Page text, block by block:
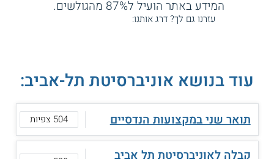
המידע באתר הועיל ל87% מהגולשים.
עזרנו גם לך? דרג אותנו:
עוד בנושא אוניברסיטת תל-אביב:
תואר שני במקצועות הנדסיים 504 צפיות
קבלה לאוניברסיטת תל אביב